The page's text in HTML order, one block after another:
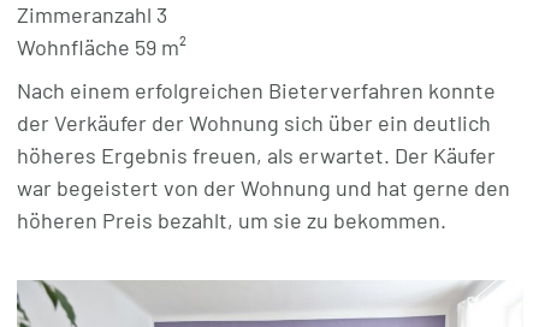
Zimmeranzahl 3
Wohnfläche 59 m²
Nach einem erfolgreichen Bieterverfahren konnte
der Verkäufer der Wohnung sich über ein deutlich
höheres Ergebnis freuen, als erwartet. Der Käufer
war begeistert von der Wohnung und hat gerne den
höheren Preis bezahlt, um sie zu bekommen.